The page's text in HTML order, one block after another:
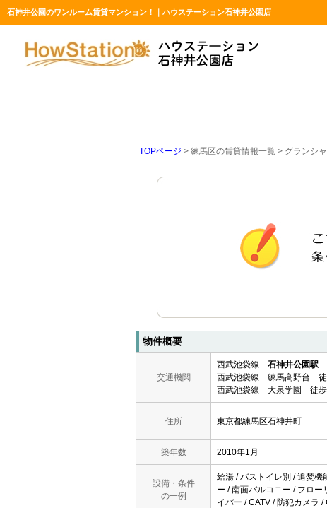
石神井公園のワンルーム賃貸マンション！｜ハウステーション石神井公園店
TOPページ > 練馬区の賃貸情報一覧 > グランシ
物件概要
交通機関
西武池袋線 石神井公園駅
西武池袋線 練馬高野台 徒
西武池袋線 大泉学園 徒
住所 東京都練馬区石神井町
築年数 2010年1月
設備・条件
の一例
給湯 / バストイレ別 / 追焚機
ー / 南面バルコニー / フロ
イバー / CATV / 防犯カメラ